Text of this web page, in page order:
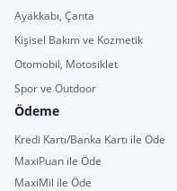
Ayakkabı, Çanta
Kişisel Bakım ve Kozmetik
Otomobil, Motosiklet
Spor ve Outdoor
Ödeme
Kredi Kartı/Banka Kartı ile Öde
MaxiPuan ile Öde
MaxiMil ile Öde